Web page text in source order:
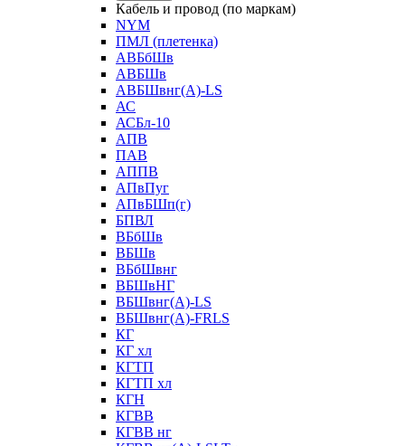
Кабель и провод (по маркам)
NYM
ПМЛ (плетенка)
АВБбШв
АВБШв
АВБШвнг(А)-LS
АС
АСБл-10
АПВ
ПАВ
АППВ
АПвПуг
АПвБШп(г)
БПВЛ
ВБбШв
ВБШв
ВБбШвнг
ВБШвНГ
ВБШвнг(А)-LS
ВБШвнг(А)-FRLS
КГ
КГ хл
КГТП
КГТП хл
КГН
КГВВ
КГВВ нг